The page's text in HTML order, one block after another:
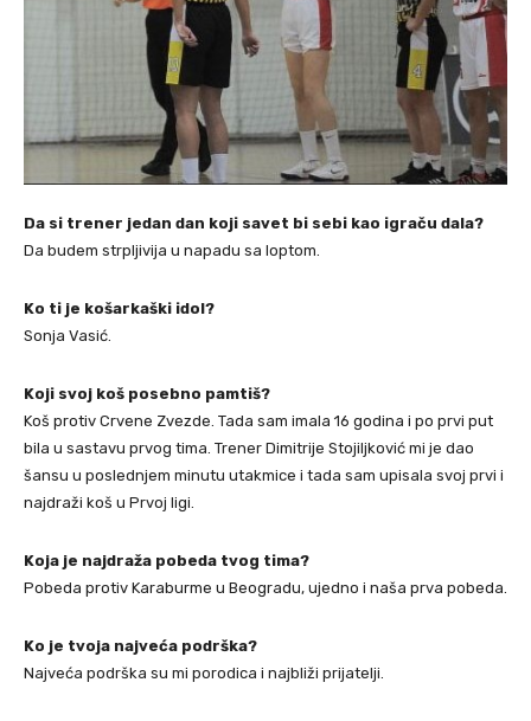
Da si trener jedan dan koji savet bi sebi kao igraču dala?
Da budem strpljivija u napadu sa loptom.
Ko ti je košarkaški idol?
Sonja Vasić.
Koji svoj koš posebno pamtiš?
Koš protiv Crvene Zvezde. Tada sam imala 16 godina i po prvi put
bila u sastavu prvog tima. Trener Dimitrije Stojiljković mi je dao
šansu u poslednjem minutu utakmice i tada sam upisala svoj prvi i
najdraži koš u Prvoj ligi.
Koja je najdraža pobeda tvog tima?
Pobeda protiv Karaburme u Beogradu, ujedno i naša prva pobeda.
Ko je tvoja najveća podrška?
Najveća podrška su mi porodica i najbliži prijatelji.